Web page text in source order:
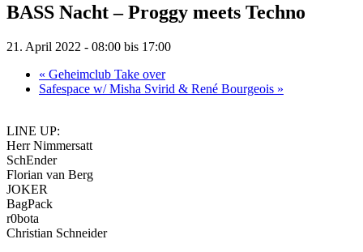
BASS Nacht – Proggy meets Techno
21. April 2022 - 08:00 bis 17:00
« Geheimclub Take over
Safespace w/ Misha Svirid & René Bourgeois »
LINE UP:
Herr Nimmersatt
SchEnder
Florian van Berg
JOKER
BagPack
r0bota
Christian Schneider